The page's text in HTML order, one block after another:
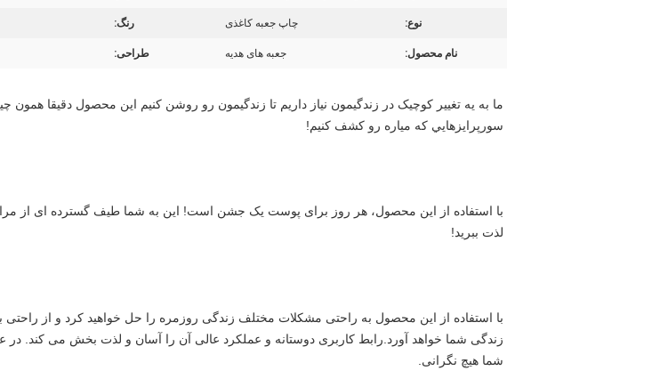
نوع: چاپ جعبه کاغذی رنگ:
نام محصول: جعبه های هدیه طراحی:
سورپرايزهايي که مياره رو کشف کنيم!
لذت ببرید!
شما هیچ نگرانی.